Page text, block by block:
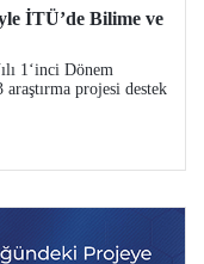
İTÜ’de Bilime ve
1‘inci Dönem
projesi destek